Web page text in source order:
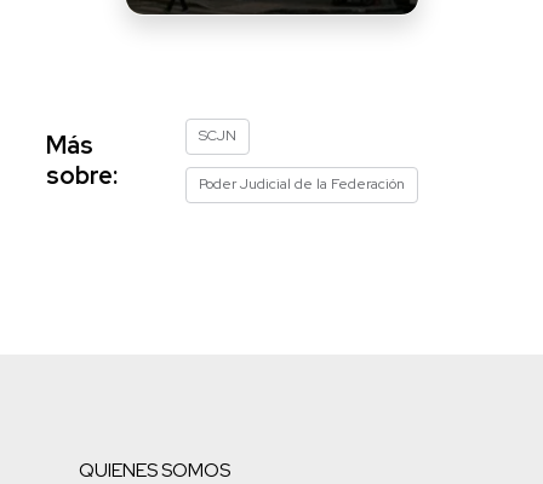
Más
sobre:
SCJN
Poder Judicial de la Federación
QUIENES SOMOS